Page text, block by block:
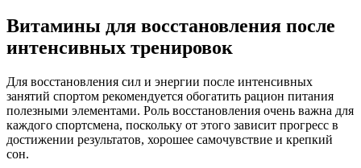
Витамины для восстановления после
интенсивных тренировок
Для восстановления сил и энергии после интенсивных
занятий спортом рекомендуется обогатить рацион питания
полезными элементами. Роль восстановления очень важна для
каждого спортсмена, поскольку от этого зависит прогресс в
достижении результатов, хорошее самочувствие и крепкий
сон.